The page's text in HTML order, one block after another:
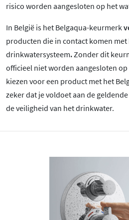
risico worden aangesloten op het
In België is het Belgaqua-keurmerk
producten die in contact komen met
drinkwatersysteem. Zonder dit
officieel niet worden aangesloten
kiezen voor een product met het
zeker dat je voldoet aan de
de veiligheid van het drinkwater.